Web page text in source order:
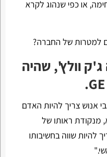
או כפי שנהוג לקרא
למטרות של החברה?
וולץ', שהיה
אנוש צריך להיות האדם
מנקודת ראותו של
להיות שווה בחשיבותו